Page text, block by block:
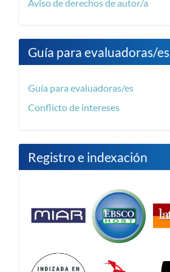
Aviso de derechos de autor/a
Guía para evaluadoras/es
Guía para evaluadoras/es
Conflicto de intereses
Registro e indexación